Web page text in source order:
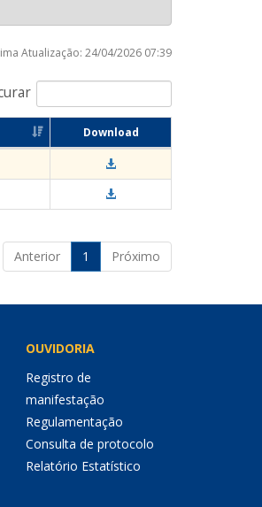
Atualização: 24/04/2026 07:39
Download
Anterior
1 Próximo
OUVIDORIA
Registro de
manifestação
Regulamentação
Consulta de protocolo
Relatório Estatístico